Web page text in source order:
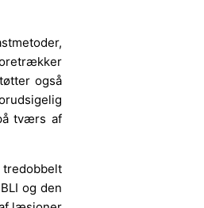
også
tværs af
og den